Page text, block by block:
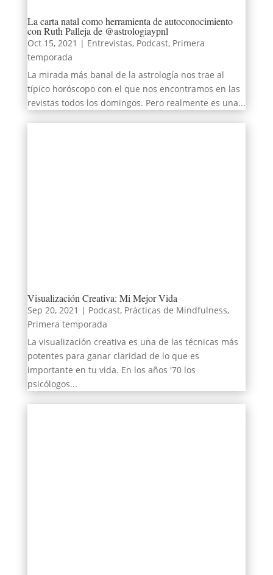
La carta natal como herramienta de autoconocimiento
con Ruth Palleja de @astrologiaypnl
Oct 15, 2021 | Entrevistas, Podcast, Primera
temporada
La mirada más banal de la astrología nos trae al
típico horóscopo con el que nos encontramos en las
revistas todos los domingos.⁣ Pero realmente es una...
Visualización Creativa: Mi Mejor Vida
Sep 20, 2021 | Podcast, Prácticas de Mindfulness,
Primera temporada
La visualización creativa es una de las técnicas más
potentes para ganar claridad de lo que es
importante en tu vida. En los años '70 los
psicólogos...